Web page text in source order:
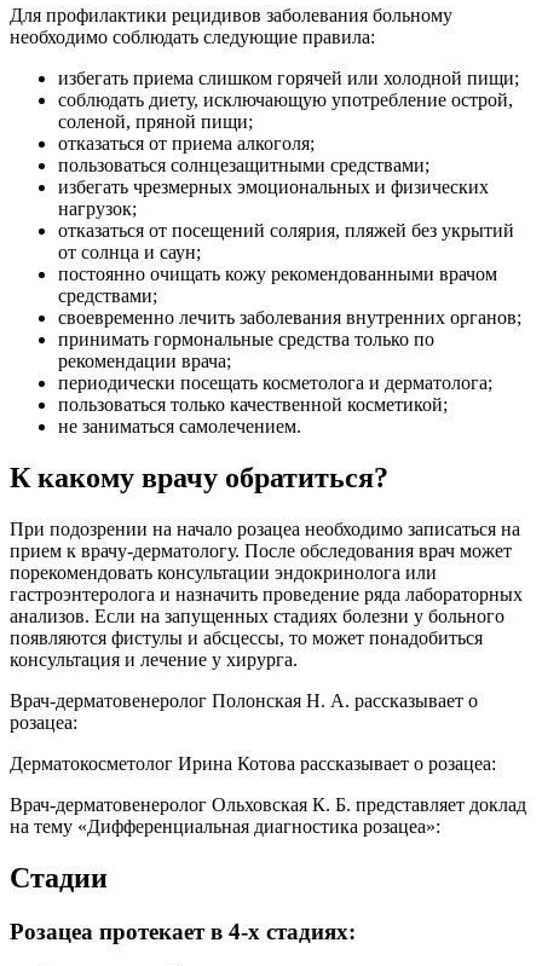
Для профилактики рецидивов заболевания больному
необходимо соблюдать следующие правила:
избегать приема слишком горячей или холодной пищи;
соблюдать диету, исключающую употребление острой,
соленой, пряной пищи;
отказаться от приема алкоголя;
пользоваться солнцезащитными средствами;
избегать чрезмерных эмоциональных и физических
нагрузок;
отказаться от посещений солярия, пляжей без укрытий
от солнца и саун;
постоянно очищать кожу рекомендованными врачом
средствами;
своевременно лечить заболевания внутренних органов;
принимать гормональные средства только по
рекомендации врача;
периодически посещать косметолога и дерматолога;
пользоваться только качественной косметикой;
не заниматься самолечением.
К какому врачу обратиться?
При подозрении на начало розацеа необходимо записаться на
прием к врачу-дерматологу. После обследования врач может
порекомендовать консультации эндокринолога или
гастроэнтеролога и назначить проведение ряда лабораторных
анализов. Если на запущенных стадиях болезни у больного
появляются фистулы и абсцессы, то может понадобиться
консультация и лечение у хирурга.
Врач-дерматовенеролог Полонская Н. А. рассказывает о
розацеа:
Дерматокосметолог Ирина Котова рассказывает о розацеа:
Врач-дерматовенеролог Ольховская К. Б. представляет доклад
на тему «Дифференциальная диагностика розацеа»:
Стадии
Розацеа протекает в 4-х стадиях: